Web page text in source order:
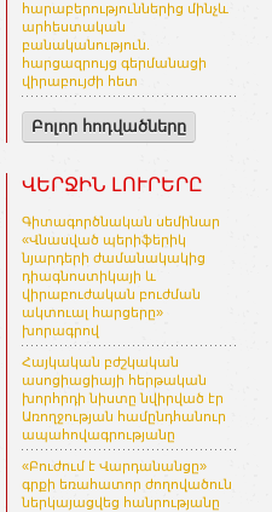
հարաբերություններից մինչև
արհեստական
բանականություն.
հարցազրույց գերմանացի
վիրաբույժի հետ
Բոլոր հոդվածները
ՎԵՐՋԻՆ ԼՈՒՐԵՐԸ
Գիտագործնական սեմինար
«Վնասված պերիֆերիկ
նյարդերի ժամանակակից
դիագնոստիկայի և
վիրաբուժական բուժման
ակտուալ հարցերը»
խորագրով
Հայկական բժշկական
ասոցիացիայի հերթական
խորհրդի նիստը նվիրված էր
Առողջության համընդհանուր
ապահովագրությանը
«Բուժում է Վարդանանցը»
գրքի եռահատոր ժողովածուն
ներկայացվեց հանրությանը